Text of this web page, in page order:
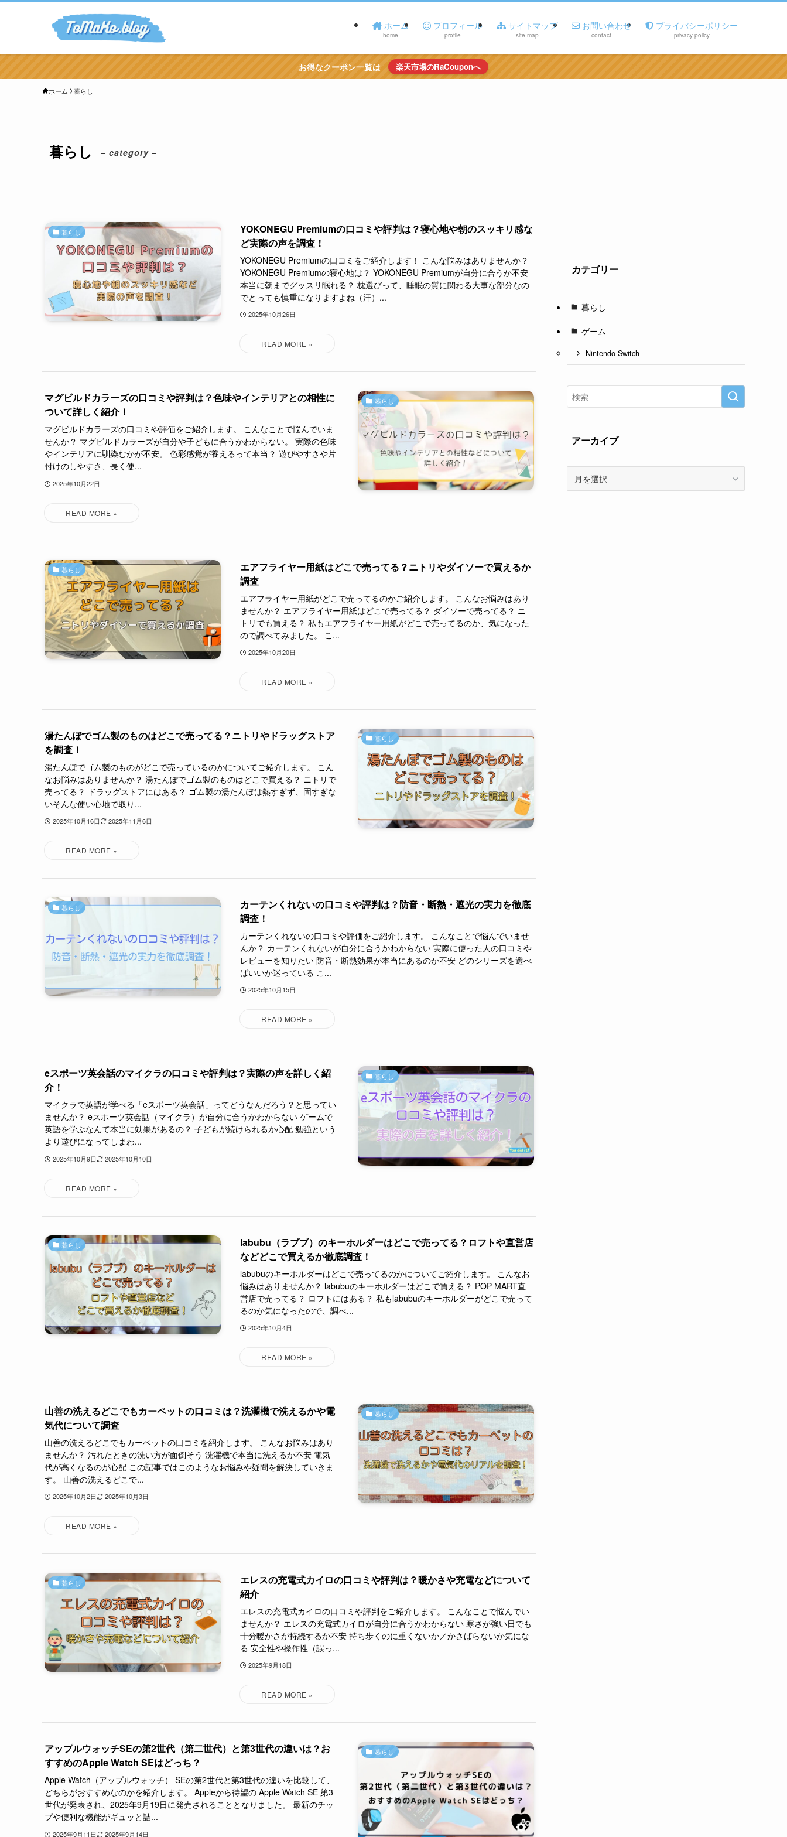
ホーム
home
プロフィール
profile
サイトマップ
site map
お問い合わせ
contact
プライバシーポリシー
privacy policy
お得なクーポン一覧は 楽天市場のRaCouponへ
ホーム 暮らし
暮らし – category –
暮らし
YOKONEGU Premiumの口コミや評判は？寝心地や朝のスッキリ感な
ど実際の声を調査！
YOKONEGU Premiumの口コミをご紹介します！ こんな悩みはありませんか？
YOKONEGU Premiumの寝心地は？ YOKONEGU Premiumが自分に合うか不安
本当に朝までグッスリ眠れる？ 枕選びって、睡眠の質に関わる大事な部分なの
でとっても慎重になりますよね（汗）...
2025年10月26日
暮らし
マグビルドカラーズの口コミや評判は？色味やインテリアとの相性に
ついて詳しく紹介！
マグビルドカラーズの口コミや評価をご紹介します。 こんなことで悩んでいま
せんか？ マグビルドカラーズが自分や子どもに合うかわからない。 実際の色味
やインテリアに馴染むかが不安。 色彩感覚が養えるって本当？ 遊びやすさや片
付けのしやすさ、長く使...
2025年10月22日
暮らし
エアフライヤー用紙はどこで売ってる？ニトリやダイソーで買えるか
調査
エアフライヤー用紙がどこで売ってるのかご紹介します。 こんなお悩みはあり
ませんか？ エアフライヤー用紙はどこで売ってる？ ダイソーで売ってる？ ニ
トリでも買える？ 私もエアフライヤー用紙がどこで売ってるのか、気になった
ので調べてみました。 こ...
2025年10月20日
暮らし
湯たんぽでゴム製のものはどこで売ってる？ニトリやドラッグストア
を調査！
湯たんぽでゴム製のものがどこで売っているのかについてご紹介します。 こん
なお悩みはありませんか？ 湯たんぽでゴム製のものはどこで買える？ ニトリで
売ってる？ ドラッグストアにはある？ ゴム製の湯たんぽは熱すぎず、固すぎな
いそんな使い心地で取り...
2025年10月16日 2025年11月6日
暮らし
カーテンくれないの口コミや評判は？防音・断熱・遮光の実力を徹底
調査！
カーテンくれないの口コミや評価をご紹介します。 こんなことで悩んでいませ
んか？ カーテンくれないが自分に合うかわからない 実際に使った人の口コミや
レビューを知りたい 防音・断熱効果が本当にあるのか不安 どのシリーズを選べ
ばいいか迷っている こ...
2025年10月15日
暮らし
eスポーツ英会話のマイクラの口コミや評判は？実際の声を詳しく紹
介！
マイクラで英語が学べる「eスポーツ英会話」ってどうなんだろう？と思ってい
ませんか？ eスポーツ英会話（マイクラ）が自分に合うかわからない ゲームで
英語を学ぶなんて本当に効果があるの？ 子どもが続けられるか心配 勉強という
より遊びになってしまわ...
2025年10月9日 2025年10月10日
暮らし
labubu（ラブブ）のキーホルダーはどこで売ってる？ロフトや直営店
などどこで買えるか徹底調査！
labubuのキーホルダーはどこで売ってるのかについてご紹介します。 こんなお
悩みはありませんか？ labubuのキーホルダーはどこで買える？ POP MART直
営店で売ってる？ ロフトにはある？ 私もlabubuのキーホルダーがどこで売って
るのか気になったので、調べ...
2025年10月4日
暮らし
山善の洗えるどこでもカーペットの口コミは？洗濯機で洗えるかや電
気代について調査
山善の洗えるどこでもカーペットの口コミを紹介します。 こんなお悩みはあり
ませんか？ 汚れたときの洗い方が面倒そう 洗濯機で本当に洗えるか不安 電気
代が高くなるのが心配 この記事ではこのようなお悩みや疑問を解決していきま
す。 山善の洗えるどこで...
2025年10月2日 2025年10月3日
暮らし
エレスの充電式カイロの口コミや評判は？暖かさや充電などについて
紹介
エレスの充電式カイロの口コミや評判をご紹介します。 こんなことで悩んでい
ませんか？ エレスの充電式カイロが自分に合うかわからない 寒さが強い日でも
十分暖かさが持続するか不安 持ち歩くのに重くないか／かさばらないか気にな
る 安全性や操作性（誤っ...
2025年9月18日
暮らし
アップルウォッチSEの第2世代（第二世代）と第3世代の違いは？お
すすめのApple Watch SEはどっち？
Apple Watch（アップルウォッチ） SEの第2世代と第3世代の違いを比較して、
どちらがおすすめなのかを紹介します。 Appleから待望の Apple Watch SE 第3
世代が発表され、2025年9月19日に発売されることとなりました。 最新のチッ
プや便利な機能がギュッと詰...
2025年9月11日 2025年9月14日
カテゴリー
暮らし
ゲーム
Nintendo Switch
アーカイブ